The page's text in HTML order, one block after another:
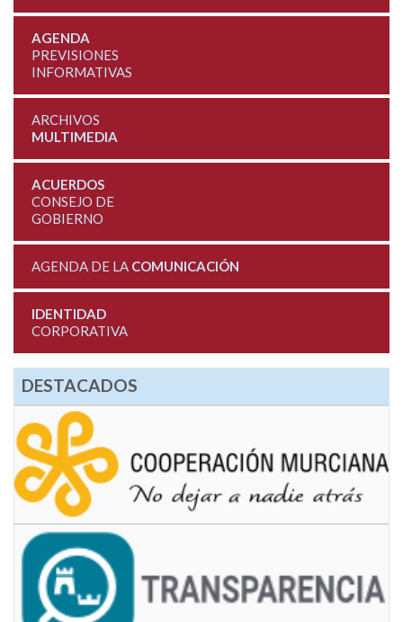
AGENDA
PREVISIONES
INFORMATIVAS
ARCHIVOS
MULTIMEDIA
ACUERDOS
CONSEJO DE
GOBIERNO
AGENDA DE LA COMUNICACIÓN
IDENTIDAD
CORPORATIVA
DESTACADOS